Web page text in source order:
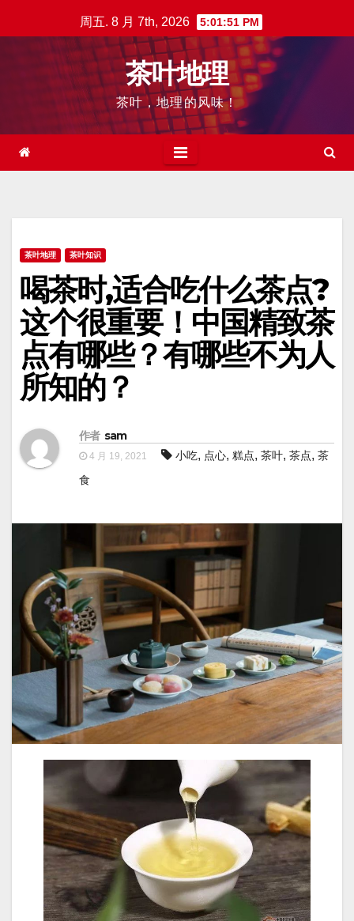
至
周五. 8 月 7th, 2026 5:01:52 PM
茶叶地理
茶叶，地理的风味！
茶叶地理 茶叶知识
喝茶时,适合吃什么茶点?
这个很重要！中国精致茶
点有哪些？有哪些不为人
所知的？
作者 sam
4 月 19, 2021 小吃, 点心, 糕点, 茶叶, 茶点, 茶
食